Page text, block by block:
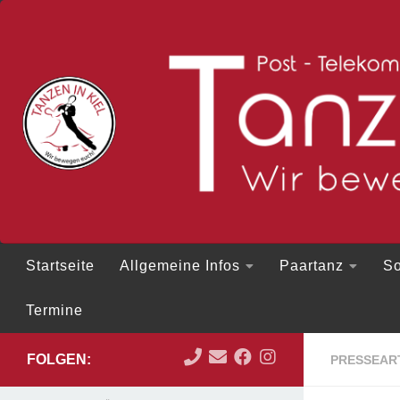
Startseite Allgemeine Infos Paartanz
Termine
FOLGEN: